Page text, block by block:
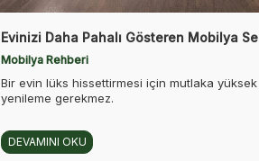
Evinizi Daha Pahalı Gösteren Mobilya
Mobilya Rehberi
Bir evin lüks hissettirmesi için mutlaka
yenileme gerekmez.
DEVAMINI OKU